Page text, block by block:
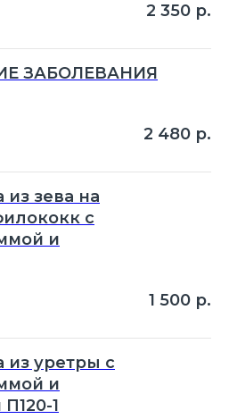
2 350 р.
ЗАБОЛЕВАНИЯ
2 480 р.
зева на
с
и
1 500 р.
из уретры с
и
1